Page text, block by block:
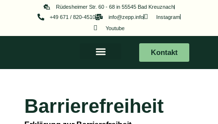
Rüdesheimer Str. 60 - 68 in 55545 Bad Kreuznach
+49 671 / 820-4510
info@zepp.info
Instagram
Youtube
Kontakt
Barrierefreiheit